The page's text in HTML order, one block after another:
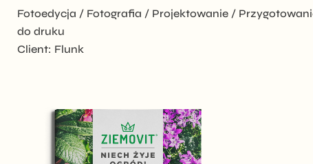
Fotoedycja Fotografia Projektowanie
do druku
Client: Flunk